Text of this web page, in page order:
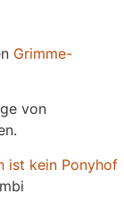
Grimme-
von
ist kein Ponyhof